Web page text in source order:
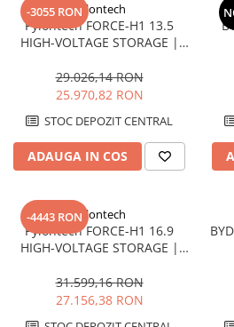
-3055 RONPylontech
Pylontech FORCE-H1 13.5
HIGH-VOLTAGE STORAGE |
Sungrow, Goodwe, Sofar
29.026,14 RON
25.970,82 RON
STOC DEPOZIT CENTRAL
ADAUGA IN COS
-4443 RONPylontech
Pylontech FORCE-H1 16.9
HIGH-VOLTAGE STORAGE |
Sungrow, Goodwe, Sofar
31.599,16 RON
27.156,38 RON